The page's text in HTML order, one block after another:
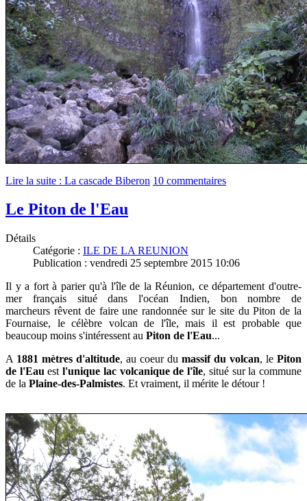
Lire la suite : La cascade Biberon 10 commentaires
Le Piton de l'Eau
Détails
Catégorie : ILE DE LA REUNION
Publication : vendredi 25 septembre 2015 10:06
Il y a fort à parier qu'à l'île de la Réunion, ce département d'outre-
mer français situé dans l'océan Indien, bon nombre de
marcheurs rêvent de faire une randonnée sur le site duPiton de la
Fournaise, le célèbre volcan de l'île, mais il est probable que
beaucoup moins s'intéressent au Piton de l'Eau...
A 1881 mètres d'altitude, au coeur du massif du volcan, le Piton
de l'Eau estl'unique lac volcanique del'île, situé sur la commune
de la Plaine-des-Palmistes. Et vraiment, il mérite le détour !